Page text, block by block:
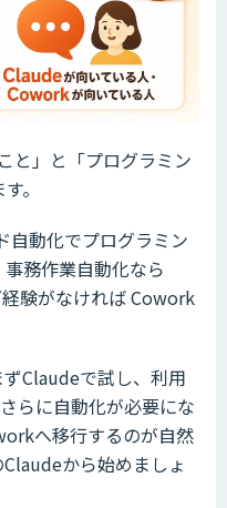
と」と「プログラミン
。
自動化でプログラミン
務作業自動化なら
験がなければ Cowork
Claudeで試し、利用
らに自動化が必要にな
へ移行するのが自然
から始めましょ